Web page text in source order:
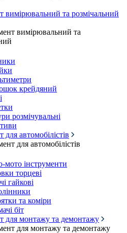
вимірювальний та розмічальний
вимірювальний та
крейдяний
розмічувальні
для автомобілістів
для автомобілістів
мото інструменти
торцеві
гайкові
та коміри
біт
для монтажу та демонтажу
для монтажу та демонтажу